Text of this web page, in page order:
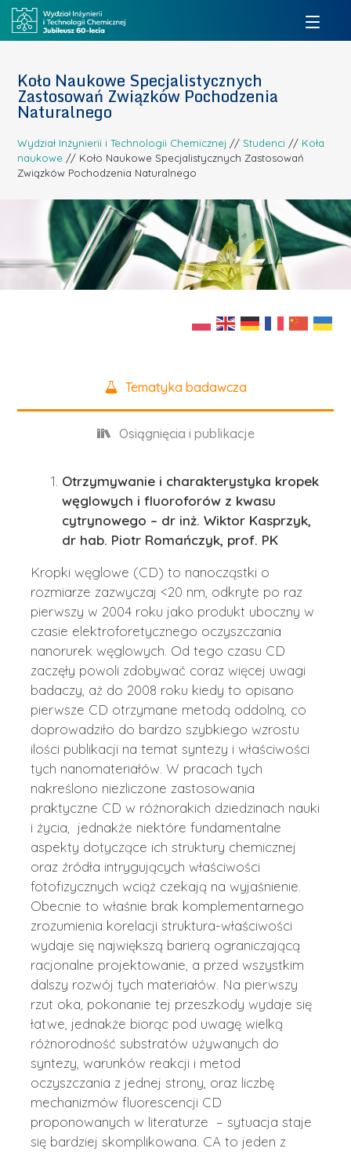
Koło Naukowe Specjalistycznych
Zastosowań Związków Pochodzenia
Naturalnego
Wydział Inżynierii i Technologii Chemicznej //Studenci // Koła
naukowe // Koło Naukowe Specjalistycznych Zastosowań
Związków Pochodzenia Naturalnego
Tematyka badawcza
Osiągnięcia i publikacje
Otrzymywanie i charakterystyka kropek
węglowych i fluoroforów z kwasu
cytrynowego – dr inż. Wiktor Kasprzyk,
dr hab. Piotr Romańczyk, prof. PK
Kropki węglowe (CD) to nanocząstki o
rozmiarze zazwyczaj <20 nm, odkryte po raz
pierwszy w 2004 roku jako produkt uboczny w
czasie elektroforetycznego oczyszczania
nanorurek węglowych. Od tego czasu CD
zaczęły powoli zdobywać coraz więcej uwagi
badaczy, aż do 2008 roku kiedy to opisano
pierwsze CD otrzymane metodą oddolną, co
doprowadziło do bardzo szybkiego wzrostu
ilości publikacji na temat syntezy i właściwości
tych nanomateriałów. W pracach tych
nakreślono niezliczone zastosowania
praktyczne CD w różnorakich dziedzinach nauki
i życia, jednakże niektóre fundamentalne
aspekty dotyczące ich struktury chemicznej
oraz źródła intrygujących właściwości
fotofizycznych wciąż czekają na wyjaśnienie.
Obecnie to właśnie brak komplementarnego
zrozumienia korelacji struktura-właściwości
wydaje się największą barierą ograniczającą
racjonalne projektowanie, a przed wszystkim
dalszy rozwój tych materiałów. Na pierwszy
rzut oka, pokonanie tej przeszkody wydaje się
łatwe, jednakże biorąc pod uwagę wielką
różnorodność substratów używanych do
syntezy, warunków reakcji i metod
oczyszczania z jednej strony, oraz liczbę
mechanizmów fluorescencji CD
proponowanych w literaturze – sytuacja staje
się bardziej skomplikowana. CA to jeden z